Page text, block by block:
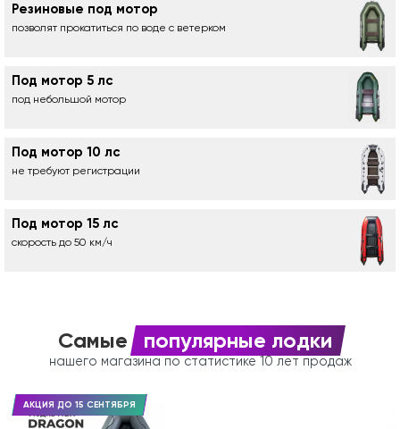
Резиновые под мотор
позволят прокатиться по воде с ветерком
Под мотор 5 лс
под небольшой мотор
Под мотор 10 лс
не требуют регистрации
Под мотор 15 лс
скорость до 50 км/ч
Самые популярные лодки
нашего магазина по статистике 10 лет продаж
АКЦИЯ ДО 15 СЕНТЯБРЯ